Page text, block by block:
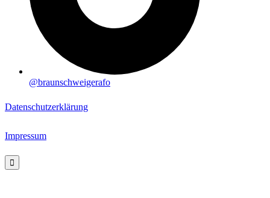
@braunschweigerafo
Datenschutzerklärung
Impressum